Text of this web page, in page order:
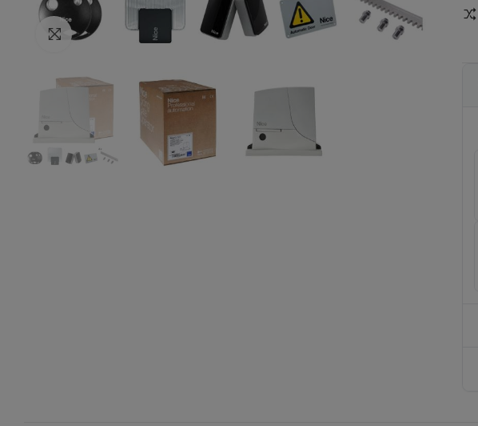
Resmi Büyült